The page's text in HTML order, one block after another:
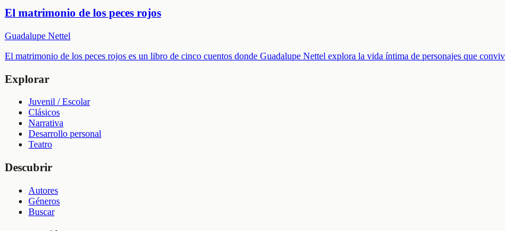
El matrimonio de los peces rojos
Guadalupe Nettel
El matrimonio de los peces rojos es un libro de cinco cuentos donde Guadalupe Nettel explora la vida íntima de personajes que
Explorar
Juvenil / Escolar
Clásicos
Narrativa
Desarrollo personal
Teatro
Descubrir
Autores
Géneros
Buscar